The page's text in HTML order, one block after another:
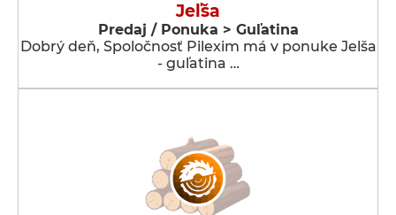
Jeľša
Predaj / Ponuka > Guľatina
Dobrý deň, Spoločnosť Pilexim má v ponuke Jelša
- guľatina …